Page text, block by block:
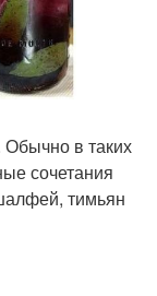
Обычно в таких
сочетания
тимьян